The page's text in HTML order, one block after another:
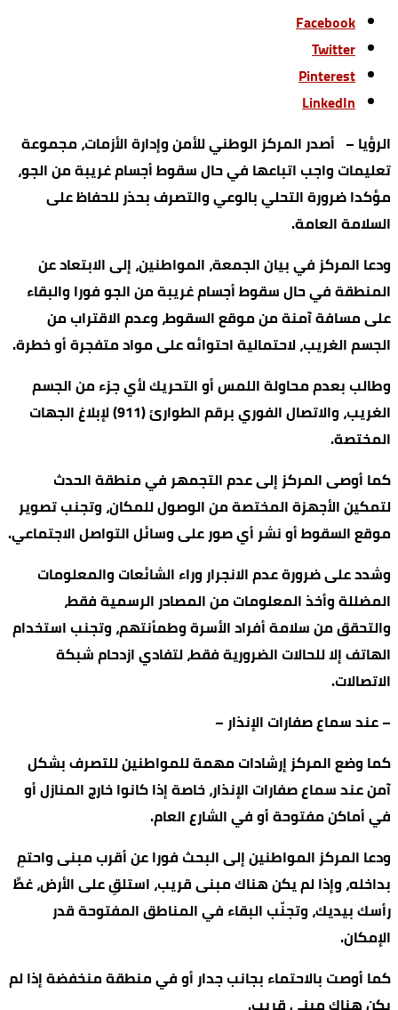
Facebook
Twitter
Pinterest
LinkedIn
الرؤيا – أصدر المركز الوطني للأمن وإدارة الأزمات، مجموعة
تعليمات واجب اتباعها في حال سقوط أجسام غريبة من الجو،
مؤكدا ضرورة التحلي بالوعي والتصرف بحذر للحفاظ على
السلامة العامة.
ودعا المركز في بيان الجمعة، المواطنين، إلى الابتعاد عن
المنطقة في حال سقوط أجسام غريبة من الجو فورا والبقاء
على مسافة آمنة من موقع السقوط، وعدم الاقتراب من
الجسم الغريب، لاحتمالية احتوائه على مواد متفجرة أو خطرة.
وطالب بعدم محاولة اللمس أو التحريك لأي جزء من الجسم
الغريب، والاتصال الفوري برقم الطوارئ (911) لإبلاغ الجهات
المختصة.
كما أوصى المركز إلى عدم التجمهر في منطقة الحدث
لتمكين الأجهزة المختصة من الوصول للمكان، وتجنب تصوير
موقع السقوط أو نشر أي صور على وسائل التواصل الاجتماعي.
وشدد على ضرورة عدم الانجرار وراء الشائعات والمعلومات
المضللة وأخذ المعلومات من المصادر الرسمية فقط،
والتحقق من سلامة أفراد الأسرة وطمأنتهم، وتجنب استخدام
الهاتف إلا للحالات الضرورية فقط، لتفادي ازدحام شبكة
الاتصالات.
– عند سماع صفارات الإنذار –
كما وضع المركز إرشادات مهمة للمواطنين للتصرف بشكل
آمن عند سماع صفارات الإنذار، خاصة إذا كانوا خارج المنازل أو
في أماكن مفتوحة أو في الشارع العام.
ودعا المركز المواطنين إلى البحث فورا عن أقرب مبنى واحتمِ
بداخله، وإذا لم يكن هناك مبنى قريب، استلقِ على الأرض، غطِّ
رأسك بيديك، وتجنّب البقاء في المناطق المفتوحة قدر
الإمكان.
كما أوصت بالاحتماء بجانب جدار أو في منطقة منخفضة إذا لم